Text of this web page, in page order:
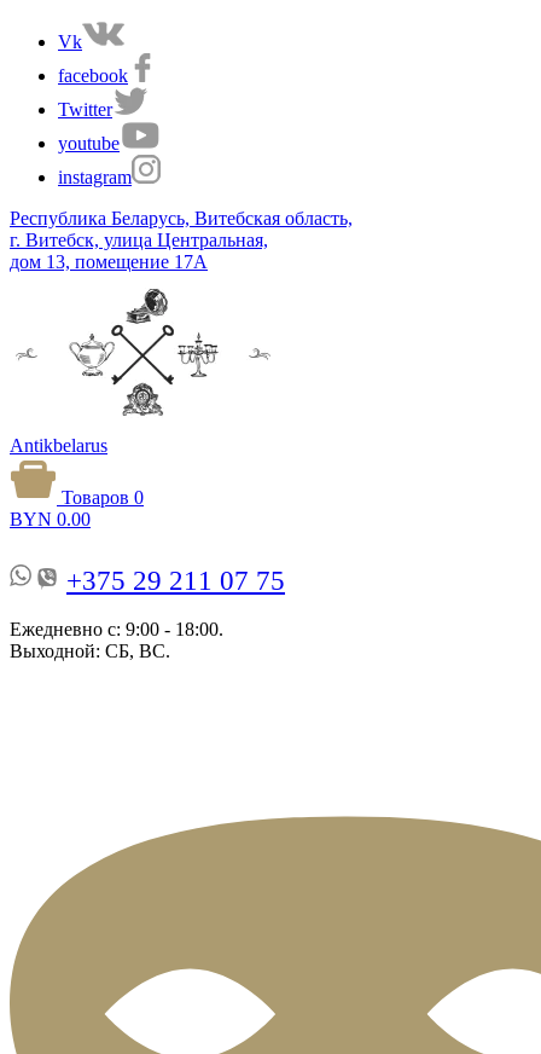
Vk
facebook
Twitter
youtube
instagram
Республика Беларусь, Витебская область,
г. Витебск, улица Центральная,
дом 13, помещение 17А
Antikbelarus
Товаров 0
BYN 0.00
+375 29 211 07 75
Ежедневно с: 9:00 - 18:00.
Выходной: СБ, ВС.